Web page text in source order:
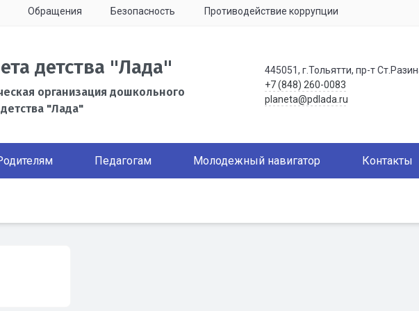
Обращения Безопасность Противодействие коррупции
детства "Лада"
организация дошкольного
"Лада"
445051, г.Тольятти, пр-т
+7 (848) 260-0083
planeta@pdlada.ru
Педагогам Молодежный навигатор Контакты